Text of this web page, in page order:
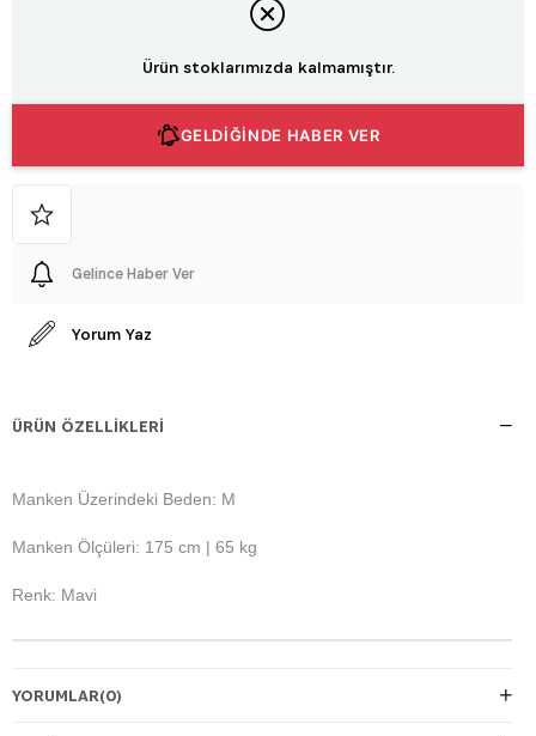
Ürün stoklarımızda kalmamıştır.
GELDİĞİNDE HABER VER
Gelince Haber Ver
Yorum Yaz
ÜRÜN ÖZELLIKLERI
Manken Üzerindeki Beden: M
Manken Ölçüleri: 175 cm | 65 kg
Renk: Mavi
YORUMLAR(0)